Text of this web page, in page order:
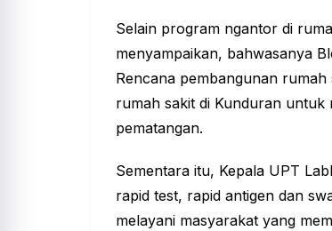
Selain program ngantor di
menyampaikan, bahwasanya
Rencana pembangunan
rumah sakit di Kunduran untuk
pematangan.
Sementara itu, Kepala UPT
rapid test, rapid antigen dan
melayani masyarakat yang